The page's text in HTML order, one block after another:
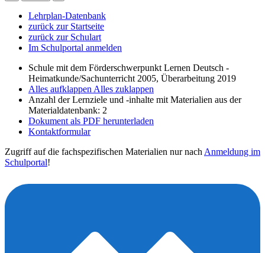
Lehrplan-Datenbank
zurück zur Startseite
zurück zur Schulart
Im Schulportal anmelden
Schule mit dem Förderschwerpunkt Lernen Deutsch -
Heimatkunde/Sachunterricht 2005, Überarbeitung 2019
Alles aufklappen Alles zuklappen
Anzahl der Lernziele und -inhalte mit Materialien aus der
Materialdatenbank: 2
Dokument als PDF herunterladen
Kontaktformular
Zugriff auf die fachspezifischen Materialien nur nach Anmeldung im
Schulportal!